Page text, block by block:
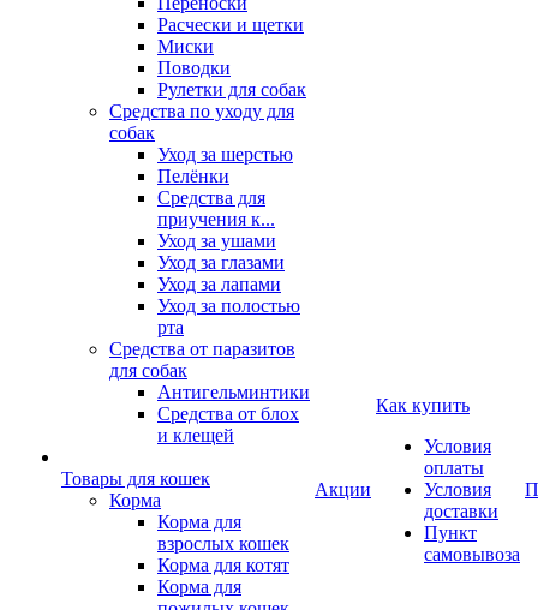
Расчески и щетки
Миски
Поводки
Рулетки для собак
Средства по уходу для
собак
Уход за шерстью
Пелёнки
Средства для
приучения к...
Уход за ушами
Уход за глазами
Уход за лапами
Уход за полостью
рта
Средства от паразитов
для собак
Антигельминтики
Средства от блох
и клещей
Товары для кошек
Корма
Корма для
взрослых кошек
Корма для котят
Корма для
Акции
Как купить
Условия
оплаты
Условия
доставки
Пункт
самовывоза